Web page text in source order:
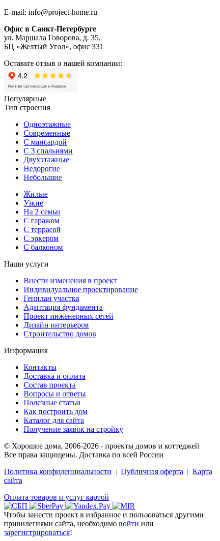
E-mail: info@project-home.ru
Офис в Санкт-Петербурге
ул. Маршала Говорова, д. 35,
БЦ «Желтый Угол», офис 331
Оставьте отзыв о нашей компании:
Популярные
Тип строения
Одноэтажные
Современные
С мансардой
С 3 спальнями
Двухэтажные
Недорогие
Небольшие
Жилые
Узкие
На 2 семьи
С гаражом
С террасой
С эркером
С балконом
Наши услуги
Внести изменения в проект
Индивидуальное проектирование
Генплан участка
Адаптация фундамента
Проект инженерных сетей
Дизайн интерьеров
Строительство домов
Информация
Контакты
Доставка и оплата
Состав проекта
Вопросы и ответы
Полезные статьи
Как построить дом
Каталог для сайта
Получение заявок на стройку
© Хорошие дома, 2006-2026 - проекты домов и коттеджей
Все права защищены. Доставка по всей России
Политика конфиденциальности | Публичная оферта | Карта
сайта
Оплата товаров и услуг картой
Чтобы занести проект в избранное и пользоваться другими
привилегиями сайта, необходимо войти или
зарегистрироваться!